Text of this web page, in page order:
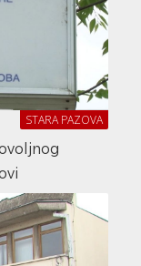
STARA PAZOVA